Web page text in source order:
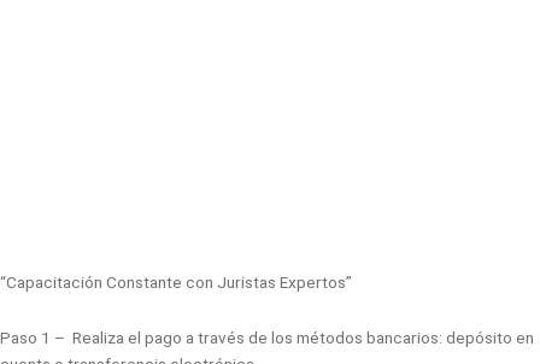
“Capacitación Constante con Juristas Expertos”
Paso 1 – Realiza el pago a través de los métodos bancarios: depósito en